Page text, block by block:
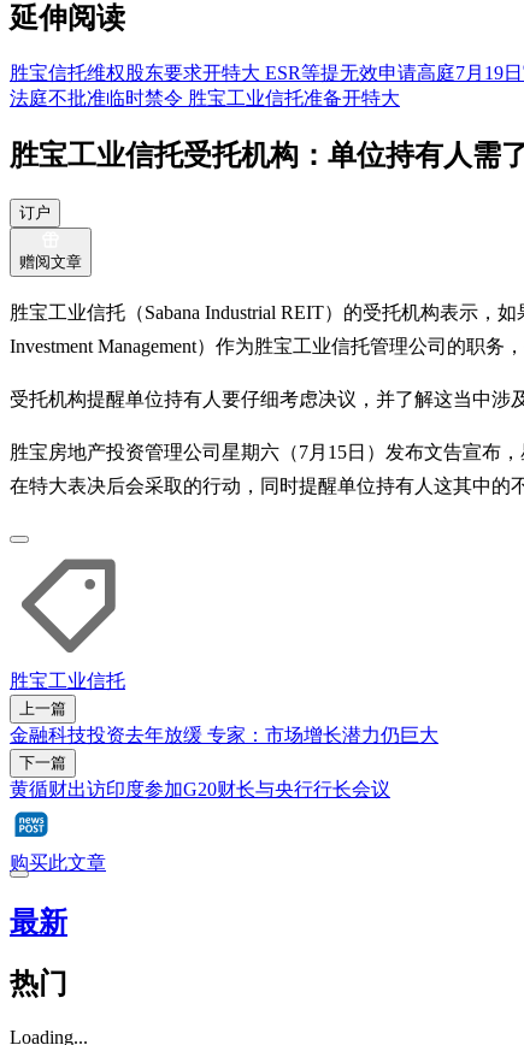
延伸阅读
胜宝信托维权股东要求开特大 ESR等提无效申请高庭7月19
法庭不批准临时禁令 胜宝工业信托准备开特大
胜宝工业信托受托机构：单位持有人需
订户
赠阅文章
胜宝工业信托（Sabana Industrial REIT）的受托机构表示，
Investment Management）作为胜宝工业信托管理公司的职务
受托机构提醒单位持有人要仔细考虑决议，并了解这当中涉
胜宝房地产投资管理公司星期六（7月15日）发布文告宣布
在特大表决后会采取的行动，同时提醒单位持有人这其中的
胜宝工业信托
上一篇
金融科技投资去年放缓 专家：市场增长潜力仍巨大
下一篇
黄循财出访印度参加G20财长与央行行长会议
购买此文章
最新
热门
Loading...